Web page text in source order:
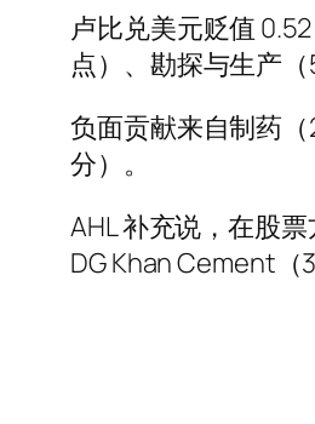
卢比兑美元贬值
点）、勘探与生产
负面贡献来自制药
分）。
AHL 补充说，在股
DG Khan Cement（